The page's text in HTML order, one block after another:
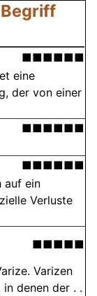
■■■■■■
eine
der von einer
■■■■■■
■■■■■■
auf ein
Verluste
■■■■■
Varizen
denen der . .